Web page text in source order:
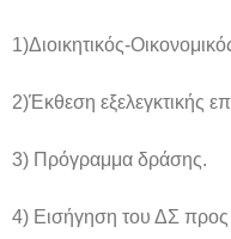
1)Διοικητικός-
2)Έκθεση εξελεγκτικής
3) Πρόγραμμα δράσης.
4) Εισήγηση του ΔΣ προς